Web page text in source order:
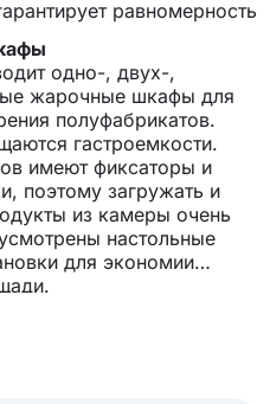
равномерность
одно-, двух-,
жарочные шкафы для
полуфабрикатов.
гастроемкости.
имеют фиксаторы и
поэтому загружать и
из камеры очень
настольные
для экономии